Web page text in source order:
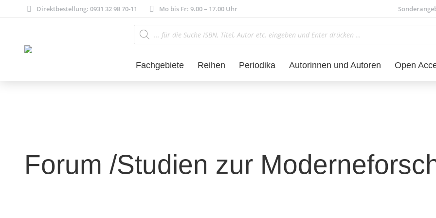
Direktbestellung: 0931 32 98 70-11 Mo bis Fr: 9.00 – 17.00 Uhr
Products
search
Fachgebiete Reihen Periodika Autorinnen und Autoren Open
Forum /Studien zur